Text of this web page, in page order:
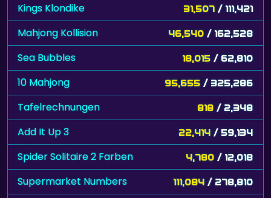
Kings Klondike 31,507 / 111,421
Mahjong Kollision 46,540 / 162,528
Sea Bubbles 18,015 / 62,810
10 Mahjong 95,655 / 325,286
Tafelrechnungen 818 / 2,348
Add It Up 3 22,414 / 59,134
Spider Solitaire 2 Farben 4,780 / 12,018
Supermarket Numbers 111,084 / 278,810